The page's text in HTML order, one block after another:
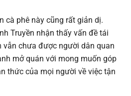
cà phê này cũng rất giản dị.
Truyền nhận thấy vấn đề tái
vẫn chưa được người dân quan
mở quán với mong muốn góp
thức của mọi người về việc tận